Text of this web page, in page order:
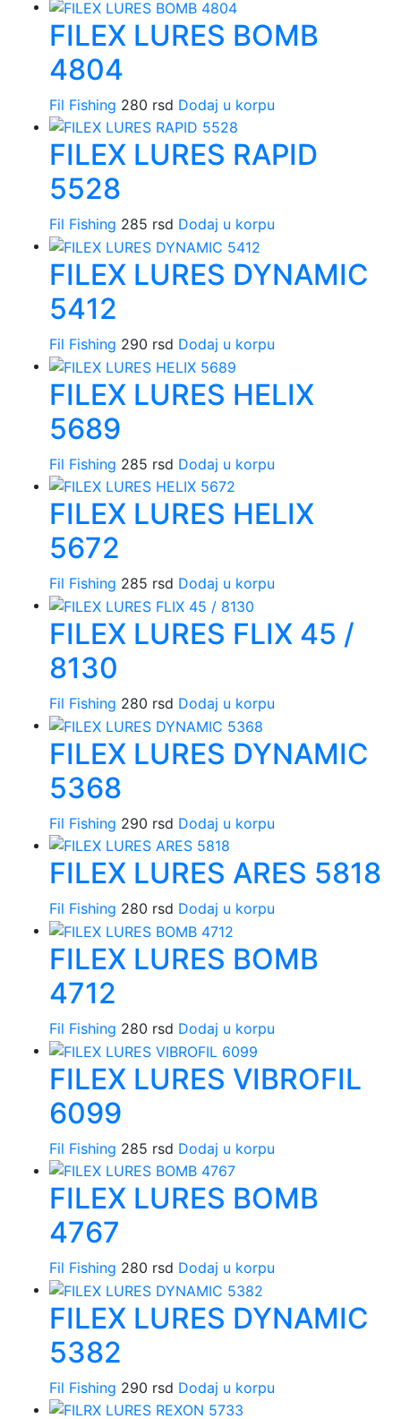
FILEX LURES BOMB
4804
Fil Fishing 280 rsd Dodaj u korpu
FILEX LURES RAPID
5528
Fil Fishing 285 rsd Dodaj u korpu
FILEX LURES DYNAMIC
5412
Fil Fishing 290 rsd Dodaj u korpu
FILEX LURES HELIX
5689
Fil Fishing 285 rsd Dodaj u korpu
FILEX LURES HELIX
5672
Fil Fishing 285 rsd Dodaj u korpu
FILEX LURES FLIX 45 /
8130
Fil Fishing 280 rsd Dodaj u korpu
FILEX LURES DYNAMIC
5368
Fil Fishing 290 rsd Dodaj u korpu
FILEX LURES ARES 5818
Fil Fishing 280 rsd Dodaj u korpu
FILEX LURES BOMB
4712
Fil Fishing 280 rsd Dodaj u korpu
FILEX LURES VIBROFIL
6099
Fil Fishing 285 rsd Dodaj u korpu
FILEX LURES BOMB
4767
Fil Fishing 280 rsd Dodaj u korpu
FILEX LURES DYNAMIC
5382
Fil Fishing 290 rsd Dodaj u korpu